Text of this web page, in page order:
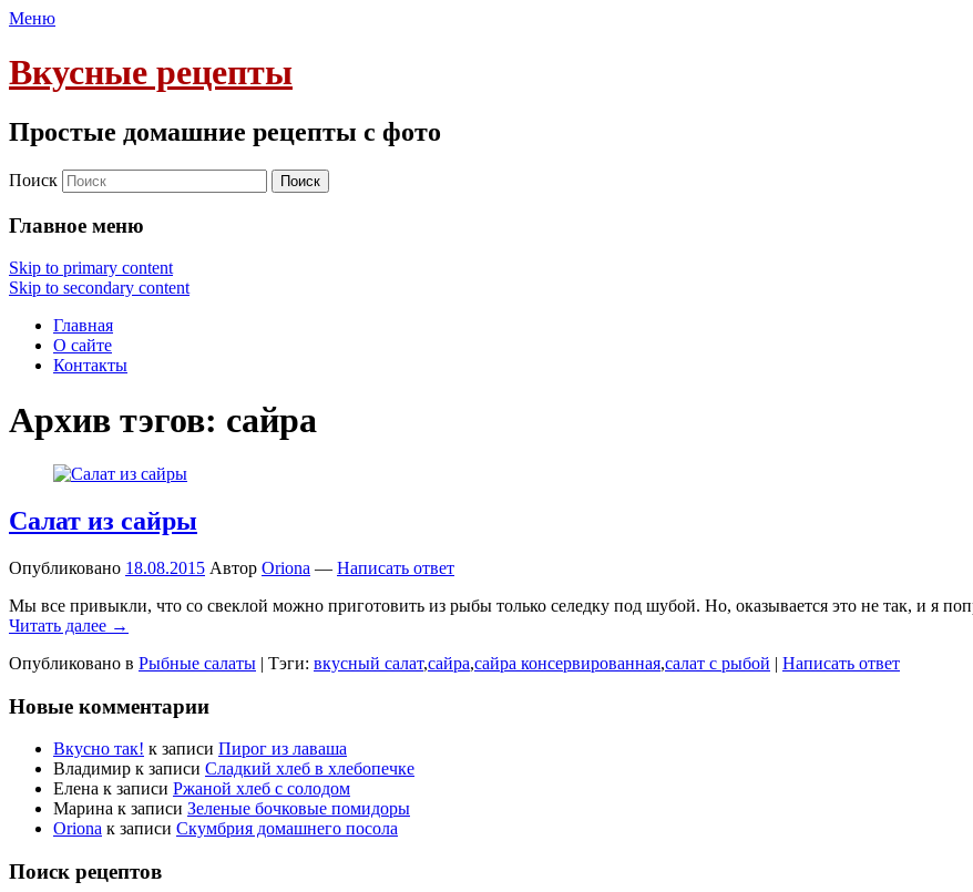
Меню
Вкусные рецепты
Простые домашние рецепты с фото
Поиск
Главное меню
Skip to primary content
Skip to secondary content
Главная
О сайте
Контакты
Архив тэгов: сайра
Салат из сайры
Опубликовано 18.08.2015 Автор Oriona — Написать ответ
Мы все привыкли, что со свеклой можно приготовить из рыбы только селедку под шубой. Но, оказывается это не так, и я
Читать далее →
Опубликовано в Рыбные салаты | Тэги: вкусный салат,сайра,сайра консервированная,салат с рыбой | Написать ответ
Новые комментарии
Вкусно так! к записи Пирог из лаваша
Владимир к записи Сладкий хлеб в хлебопечке
Елена к записи Ржаной хлеб с солодом
Марина к записи Зеленые бочковые помидоры
Oriona к записи Скумбрия домашнего посола
Поиск рецептов